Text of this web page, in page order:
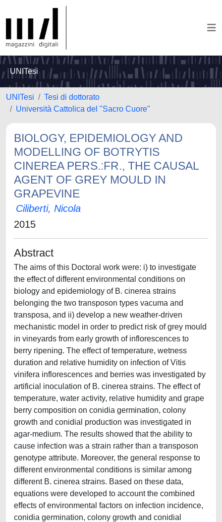
UNITesi
UNITesi
Tesi di dottorato
Università Cattolica del "Sacro Cuore"
BIOLOGY, EPIDEMIOLOGY AND
MODELLING OF BOTRYTIS
CINEREA PERS.:FR., THE CAUSAL
AGENT OF GREY MOULD IN
GRAPEVINE
Ciliberti, Nicola
2015
Abstract
The aims of this Doctoral work were: i) to investigate
the effect of different environmental conditions on
biology and epidemiology of B. cinerea strains
belonging the two transposon types vacuma and
transposa, and ii) develop a new weather-driven
mechanistic model in order to predict risk of grey mould
in vineyards from early growth of inflorescences to
berry ripening. The effect of temperature, wetness
duration and relative humidity on infection of Vitis
vinifera inflorescences and berries was investigated by
artificial inoculation of B. cinerea strains. The effect of
temperature, water activity, relative humidity and grape
berry composition on conidia germination, colony
growth and conidial production was investigated in
agar-medium. The results showed that the ability to
cause infection was a strain rather than a transposon
genotype attribute. Moreover, the general response to
different environmental conditions is similar among
different B. cinerea strains. Based on these data,
equations were developed to account the combined
effects of environmental factors on infection incidence,
conidia germination, colony growth and conidial